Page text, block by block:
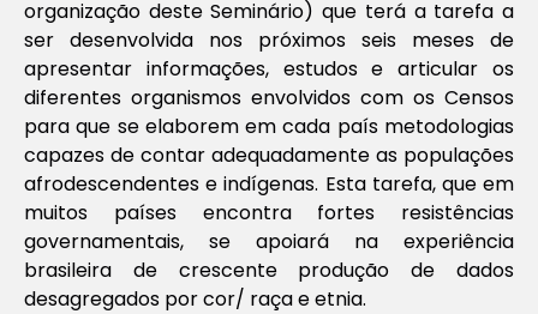
organização deste Seminário) que terá a tarefa a
ser desenvolvida nos próximos seis meses de
apresentar informações, estudos e articular os
diferentes organismos envolvidos com os Censos
para que se elaborem em cada país metodologias
capazes de contar adequadamente as populações
afrodescendentes e indígenas. Esta tarefa, que em
muitos países encontra fortes resistências
governamentais, se apoiará na experiência
brasileira de crescente produção de dados
desagregados por cor/ raça e etnia.